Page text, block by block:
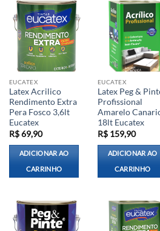
EUCATEX
Latex Acrilico
Rendimento Extra
Pera Fosco 3,6lt
Eucatex
R$69,90
ADICIONAR AO
CARRINHO
EUCATEX
Latex Peg &
Profissional
Amarelo
18lt Eucatex
R$159,90
ADICIONAR AO
CARRINHO